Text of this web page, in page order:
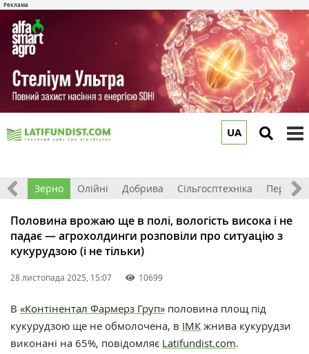
UA
Світ Зерно Олійні Добрива Сільгосптехніка
Половина врожаю ще в полі, вологість висока і не
падає — агрохолдинги розповіли про ситуацію з
кукурудзою (і не тільки)
28 листопада 2025, 15:07 10699
В «Контінентал Фармерз Груп» половина площ під
кукурудзою ще не обмолочена, в ІМК жнива кукурудзи
виконані на 65%, повідомляє Latifundist.com.